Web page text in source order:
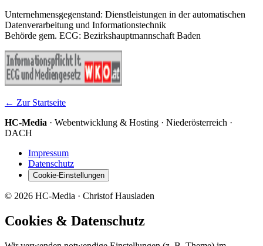
Unternehmensgegenstand: Dienstleistungen in der automatischen
Datenverarbeitung und Informationstechnik
Behörde gem. ECG: Bezirkshauptmannschaft Baden
← Zur Startseite
HC-Media · Webentwicklung & Hosting · Niederösterreich ·
DACH
Impressum
Datenschutz
Cookie-Einstellungen
© 2026 HC-Media · Christof Hausladen
Cookies & Datenschutz